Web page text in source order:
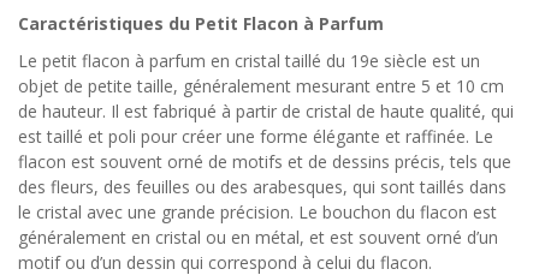
Caractéristiques du Petit Flacon à Parfum
Le petit flacon à parfum en cristal taillé du 19e siècle est un
objet de petite taille, généralement mesurant entre 5 et 10 cm
de hauteur. Il est fabriqué à partir de cristal de haute qualité, qui
est taillé et poli pour créer une forme élégante et raffinée. Le
flacon est souvent orné de motifs et de dessins précis, tels que
des fleurs, des feuilles ou des arabesques, qui sont taillés dans
le cristal avec une grande précision. Le bouchon du flacon est
généralement en cristal ou en métal, et est souvent orné d’un
motif ou d’un dessin qui correspond à celui du flacon.